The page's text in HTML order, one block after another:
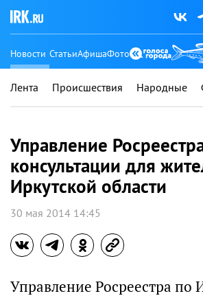
Новости СтатьиАфишаФото
Лента Происшествия Народные
Управление
консультации для
Иркутской области
30 мая 2014 14:45
Управление Росреестра по